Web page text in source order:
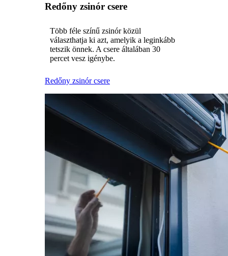
Redőny zsinór csere
Több féle színű zsinór közül
választhatja ki azt, amelyik a leginkább
tetszik önnek. A csere általában 30
percet vesz igénybe.
Redőny zsinór csere